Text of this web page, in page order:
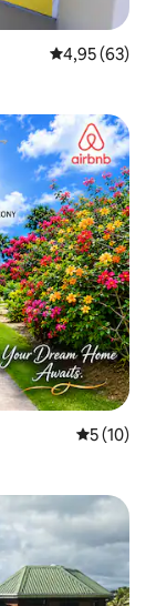
Średnia
4,95 (63)
Średnia
5 (10)